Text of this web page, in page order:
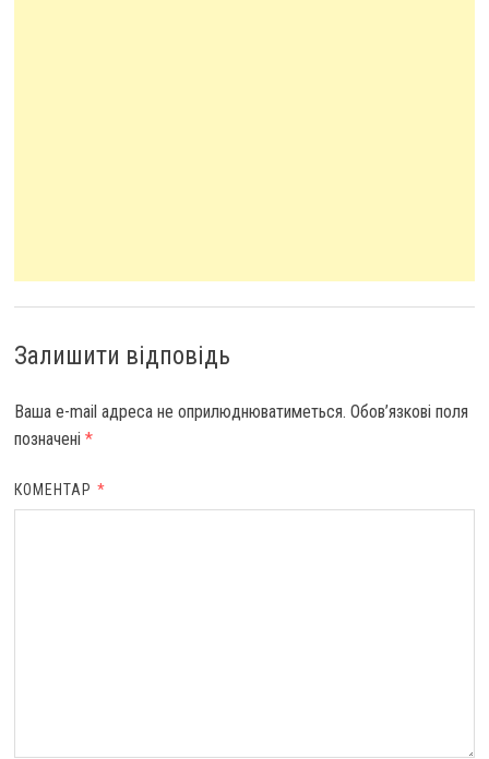
Залишити відповідь
Ваша e-mail адреса не оприлюднюватиметься. Обов’язкові поля
позначені *
КОМЕНТАР *